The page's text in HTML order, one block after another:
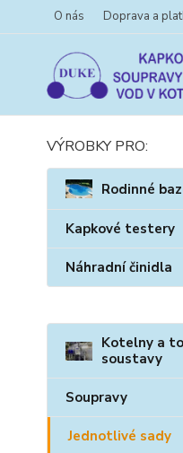
O nás Doprava a
VÝROBKY PRO:
Rodinné
Kapkové testery
Náhradní činidla
Kotelny a
soustavy
Soupravy
Jednotlivé sady